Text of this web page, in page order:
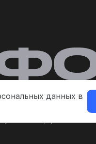
данных в